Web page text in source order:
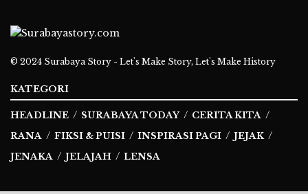
© 2024 Surabaya Story - Let's Make Story, Let's Make History
KATEGORI
HEADLINE SURABAYA TODAY
CERITA KITA
RANA
FIKSI & PUISI INSPIRASI PAGI
JEJAK
JENAKA
JELAJAH LENSA